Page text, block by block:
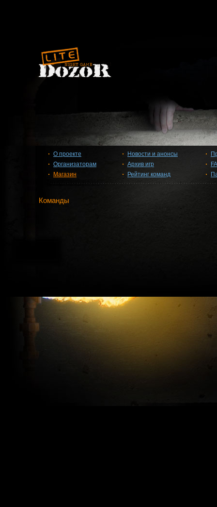
О проекте
Организаторам
Магазин
Новости и анонсы
Архив игр
Рейтинг команд
Команды